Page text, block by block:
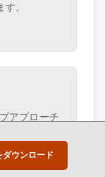
ダウンロード
。
アプローチ
通じて直接
り、製造業
が加わりま